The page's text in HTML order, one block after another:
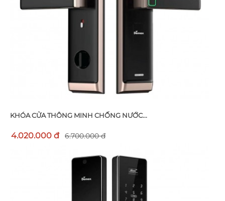
KHÓA CỬA THÔNG MINH CHỐNG NƯỚC...
4.020.000 đ 6.700.000 đ